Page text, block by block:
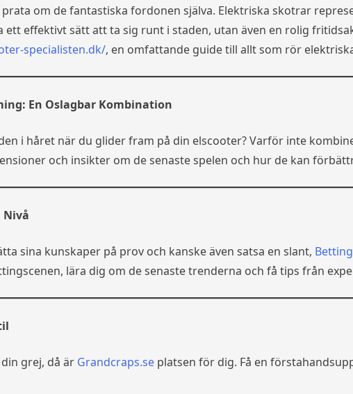
om de fantastiska fordonen själva. Elektriska skotrar
ett effektivt sätt att ta sig runt i staden, utan även en rolig
specialisten.dk/, en omfattande guide till allt som rör
En Oslagbar Kombination
i håret när du glider fram på din elscooter? Varför inte
och insikter om de senaste spelen och hur de kan
Nivå
sina kunskaper på prov och kanske även satsa en slant,
lära dig om de senaste trenderna och få tips från
grej, då är Grandcraps.se platsen för dig. Få en